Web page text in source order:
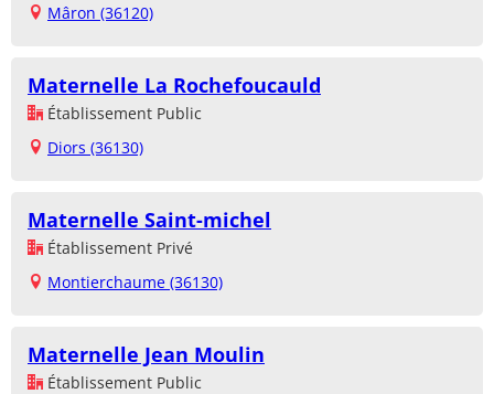
Mâron (36120)
Maternelle La Rochefoucauld
Établissement Public
Diors (36130)
Maternelle Saint-michel
Établissement Privé
Montierchaume (36130)
Maternelle Jean Moulin
Établissement Public